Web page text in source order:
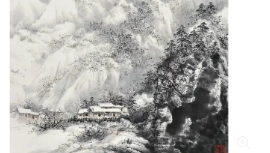
繁體中文